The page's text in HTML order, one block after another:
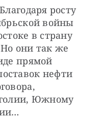
росту
войны
в страну
они так же
прямой
нефти
Южному